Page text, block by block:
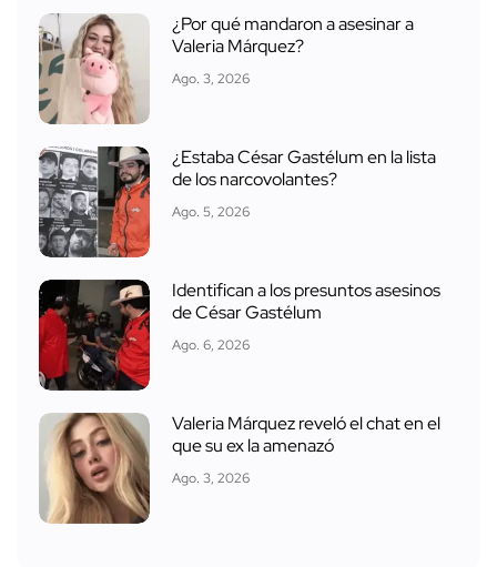
¿Por qué mandaron a asesinar a
Valeria Márquez?
Ago. 3, 2026
¿Estaba César Gastélum en la lista
de los narcovolantes?
Ago. 5, 2026
Identifican a los presuntos asesinos
de César Gastélum
Ago. 6, 2026
Valeria Márquez reveló el chat en el
que su ex la amenazó
Ago. 3, 2026